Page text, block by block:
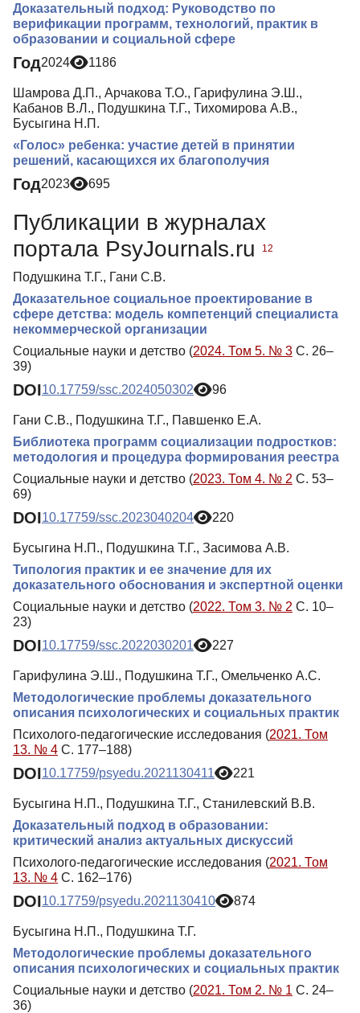
Доказательный подход: Руководство по
верификации программ, технологий, практик в
образовании и социальной сфере
Год2024 1186
Шамрова Д.П., Арчакова Т.О., Гарифулина Э.Ш.,
Кабанов В.Л., Подушкина Т.Г., Тихомирова А.В.,
Бусыгина Н.П.
«Голос» ребенка: участие детей в принятии
решений, касающихся их благополучия
Год2023 695
Публикации в журналах
портала PsyJournals.ru
12
Подушкина Т.Г., Гани С.В.
Доказательное социальное проектирование в
сфере детства: модель компетенций cпециалиста
некоммерческой организации
Социальные науки и детство (2024. Том 5. № 3 С. 26–
39)
DOI10.17759/ssc.2024050302 96
Гани С.В., Подушкина Т.Г., Павшенко Е.А.
Библиотека программ социализации подростков:
методология и процедура формирования реестра
Социальные науки и детство (2023. Том 4. № 2 С. 53–
69)
DOI10.17759/ssc.2023040204 220
Бусыгина Н.П., Подушкина Т.Г., Засимова А.В.
Типология практик и ее значение для их
доказательного обоснования и экспертной оценки
Социальные науки и детство (2022. Том 3. № 2 С. 10–
23)
DOI10.17759/ssc.2022030201 227
Гарифулина Э.Ш., Подушкина Т.Г., Омельченко А.С.
Методологические проблемы доказательного
описания психологических и социальных практик
Психолого-педагогические исследования (2021. Том
13. № 4 С. 177–188)
DOI10.17759/psyedu.2021130411 221
Бусыгина Н.П., Подушкина Т.Г., Станилевский В.В.
Доказательный подход в образовании:
критический анализ актуальных дискуссий
Психолого-педагогические исследования (2021. Том
13. № 4 С. 162–176)
DOI10.17759/psyedu.2021130410 874
Бусыгина Н.П., Подушкина Т.Г.
Методологические проблемы доказательного
описания психологических и социальных практик
Социальные науки и детство (2021. Том 2. № 1 С. 24–
36)